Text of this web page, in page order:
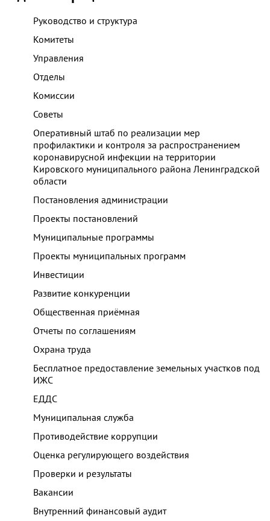
Руководство и структура
Комитеты
Управления
Отделы
Комиссии
Советы
Оперативный штаб по реализации мер
профилактики и контроля за распространением
коронавирусной инфекции на территории
Кировского муниципального района Ленинградской
области
Постановления администрации
Проекты постановлений
Муниципальные программы
Проекты муниципальных программ
Инвестиции
Развитие конкуренции
Общественная приёмная
Отчеты по соглашениям
Охрана труда
Бесплатное предоставление земельных участков под
ИЖС
ЕДДС
Муниципальная служба
Противодействие коррупции
Оценка регулирующего воздействия
Проверки и результаты
Вакансии
Внутренний финансовый аудит